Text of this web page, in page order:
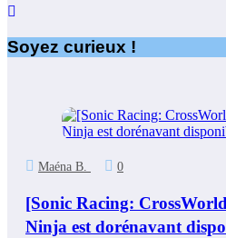
Soyez curieux !
Maéna B. 0
[Sonic Racing:
Ninja est dorénavant